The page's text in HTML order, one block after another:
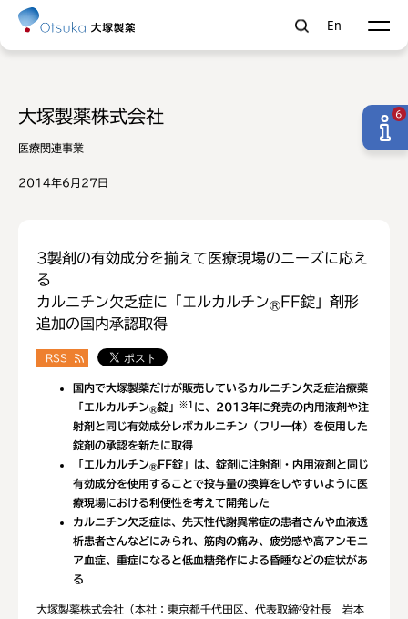
En
大塚製薬株式会社
医療関連事業
2014年6月27日
3製剤の有効成分を揃えて医療現場のニーズに応え
る
カルニチン欠乏症に「エルカルチン® FF錠」剤形
追加の国内承認取得
RSS
国内で大塚製薬だけが販売しているカルニチン欠乏症治療薬
「エルカルチン®錠」 ※1 に、2013年に発売の内用液剤や注
射剤と同じ有効成分レボカルニチン（フリー体）を使用した
錠剤の承認を新たに取得
「エルカルチン®FF錠」は、錠剤に注射剤・内用液剤と同じ
有効成分を使用することで投与量の換算をしやすいように医
療現場における利便性を考えて開発した
カルニチン欠乏症は、先天性代謝異常症の患者さんや血液透
析患者さんなどにみられ、筋肉の痛み、疲労感や高アンモニ
ア血症、重症になると低血糖発作による昏睡などの症状があ
る
大塚製薬株式会社（本社：東京都千代田区、代表取締役社長 岩本
6